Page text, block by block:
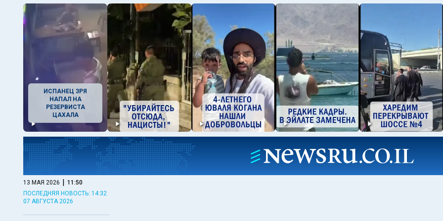
ИСПАНЕЦ ЗРЯ
НАПАЛ НА
РЕЗЕРВИСТА
ЦАХАЛА
13 МАЯ 2026 | 11:50
ПОСЛЕДНЯЯ НОВОСТЬ: 14:32
07 АВГУСТА 2026